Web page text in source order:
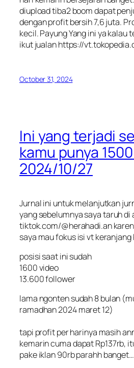
diupload tiba2 boom dapat
dengan profit bersih 7,6 juta.
kecil. Payung Yang ini ya kalau
ikut jualan https://
October 31, 2024
Ini yang terjadi
kamu punya
2024/10/27
Jurnal ini untuk melanjutkan
yang sebelumnya saya taruh di
tiktok.com/@herahadi.an
saya mau fokus isi vt keranjang
posisi saat ini sudah
1600 video
13.600 follower
lama ngonten sudah 8 bulan
ramadhan 2024 maret 12)
tapi profit per harinya masih
kemarin cuma dapat Rp137rb,
pake iklan 90rb parahh banget…